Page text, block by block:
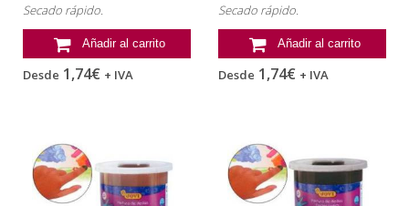
Secado rápido.
Añadir al carrito
Desde 1,74€ + IVA
Secado rápido.
Añadir al carrito
Desde 1,74€ + IVA